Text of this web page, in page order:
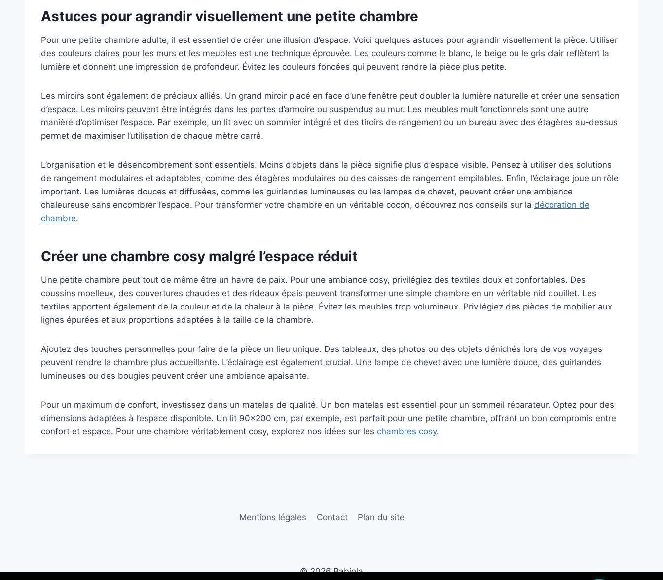
Astuces pour agrandir visuellement une petite chambre
Pour une petite chambre adulte, il est essentiel de créer une illusion d’espace. Voici quelques astuces pour agrandir visuellement la pièce. Utiliser
des couleurs claires pour les murs et les meubles est une technique éprouvée. Les couleurs comme le blanc, le beige ou le gris clair reflètent la
lumière et donnent une impression de profondeur. Évitez les couleurs foncées qui peuvent rendre la pièce plus petite.
Les miroirs sont également de précieux alliés. Un grand miroir placé en face d’une fenêtre peut doubler la lumière naturelle et créer une sensation
d’espace. Les miroirs peuvent être intégrés dans les portes d’armoire ou suspendus au mur. Les meubles multifonctionnels sont une autre
manière d’optimiser l’espace. Par exemple, un lit avec un sommier intégré et des tiroirs de rangement ou un bureau avec des étagères au-dessus
permet de maximiser l’utilisation de chaque mètre carré.
L’organisation et le désencombrement sont essentiels. Moins d’objets dans la pièce signifie plus d’espace visible. Pensez à utiliser des solutions
de rangement modulaires et adaptables, comme des étagères modulaires ou des caisses de rangement empilables. Enfin, l’éclairage joue un rôle
important. Les lumières douces et diffusées, comme les guirlandes lumineuses ou les lampes de chevet, peuvent créer une ambiance
chaleureuse sans encombrer l’espace. Pour transformer votre chambre en un véritable cocon, découvrez nos conseils sur la décoration de
chambre.
Créer une chambre cosy malgré l’espace réduit
Une petite chambre peut tout de même être un havre de paix. Pour une ambiance cosy, privilégiez des textiles doux et confortables. Des
coussins moelleux, des couvertures chaudes et des rideaux épais peuvent transformer une simple chambre en un véritable nid douillet. Les
textiles apportent également de la couleur et de la chaleur à la pièce. Évitez les meubles trop volumineux. Privilégiez des pièces de mobilier aux
lignes épurées et aux proportions adaptées à la taille de la chambre.
Ajoutez des touches personnelles pour faire de la pièce un lieu unique. Des tableaux, des photos ou des objets dénichés lors de vos voyages
peuvent rendre la chambre plus accueillante. L’éclairage est également crucial. Une lampe de chevet avec une lumière douce, des guirlandes
lumineuses ou des bougies peuvent créer une ambiance apaisante.
Pour un maximum de confort, investissez dans un matelas de qualité. Un bon matelas est essentiel pour un sommeil réparateur. Optez pour des
dimensions adaptées à l’espace disponible. Un lit 90×200 cm, par exemple, est parfait pour une petite chambre, offrant un bon compromis entre
confort et espace. Pour une chambre véritablement cosy, explorez nos idées sur les chambres cosy.
Mentions légales Contact Plan du site
© 2026 Babiola